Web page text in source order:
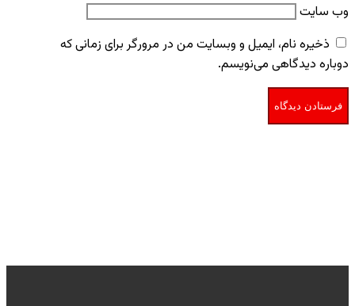
وب‌ سایت
ذخیره نام، ایمیل و وبسایت من در مرورگر برای زمانی که
دوباره دیدگاهی می‌نویسم.